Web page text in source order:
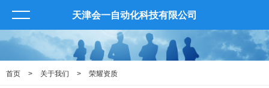
天津会一自动化科技有限公司
首页 > 关于我们 > 荣耀资质